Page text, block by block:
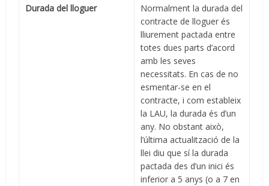
Durada del lloguer
Normalment la durada del
contracte de lloguer és
lliurement pactada entre
totes dues parts d’acord
amb les seves
necessitats. En cas de no
esmentar-se en el
contracte, i com estableix
la LAU, la durada és d’un
any. No obstant això,
l’última actualització de la
llei diu que sí la durada
pactada des d’un inici és
inferior a 5 anys (o a 7 en